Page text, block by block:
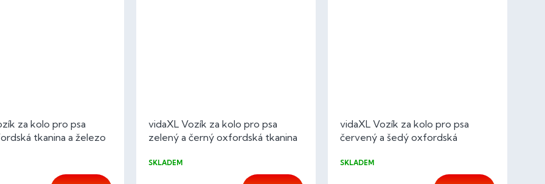
za kolo pro psa
tkanina a železo
vidaXL Vozík za kolo pro psa
zelený a černý oxfordská tkanina
SKLADEM
vidaXL Vozík za kolo pro psa
červený a šedý oxfordská
SKLADEM